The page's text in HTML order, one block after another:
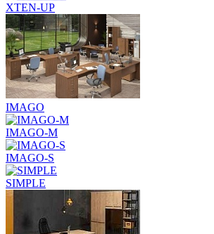
XTEN-UP
IMAGO
IMAGO-M
IMAGO-S
SIMPLE